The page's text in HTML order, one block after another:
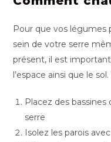
Pour que vos légumes
sein de votre serre
présent, il est
l’espace ainsi que le
Placez des bassines
serre
Isolez les parois